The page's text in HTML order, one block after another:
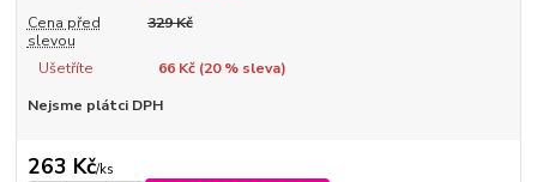
Cena před
slevou
329 Kč
Ušetříte 66 Kč (20% sleva)
Nejsme plátci DPH
263 Kč/ks